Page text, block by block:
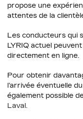
propose une
attentes de la
Les conducteurs qui
LYRIQ actuel
directement en ligne.
Pour obtenir
l’arrivée éventuelle
également possible
Laval.